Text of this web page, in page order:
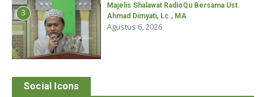
3
Majelis Shalawat RadioQu Bersama Ust.
Ahmad Dimyati, Lc., MA
Agustus 6, 2026
Social Icons